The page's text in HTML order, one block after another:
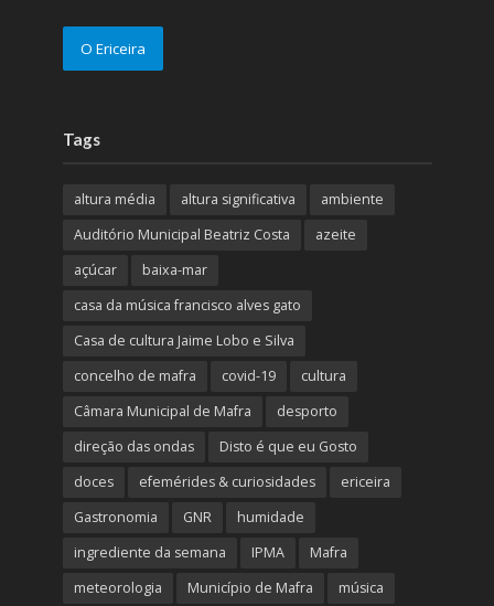
O Ericeira
Tags
altura média altura significativa
ambiente
Auditório Municipal Beatriz Costa
azeite
açúcar
baixa-mar
casa da música francisco alves gato
Casa de cultura Jaime Lobo e Silva
concelho de mafra
covid-19
cultura
Câmara Municipal de Mafra
desporto
direção das ondas
Disto é que eu Gosto
doces
efemérides & curiosidades
ericeira
Gastronomia
GNR
humidade
ingrediente da semana
IPMA
Mafra
meteorologia
Município de Mafra música